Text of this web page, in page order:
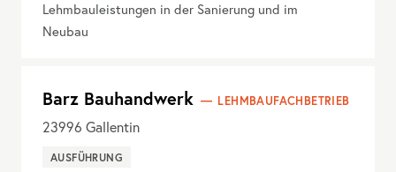
Lehmbauleistungen in der Sanierung und im
Neubau
Barz Bauhandwerk LEHMBAUFACHBETRIEB
23996 Gallentin
AUSFÜHRUNG